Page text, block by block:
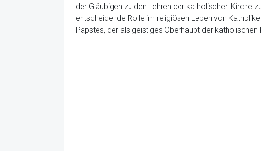
der Gläubigen zu den Lehren der katholischen Kirche
entscheidende Rolle im religiösen Leben von
Papstes, der als geistiges Oberhaupt der